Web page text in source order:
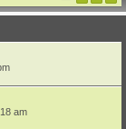
am